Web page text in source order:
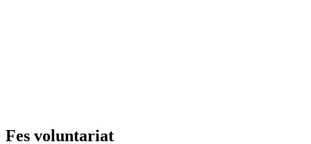
Fes voluntariat